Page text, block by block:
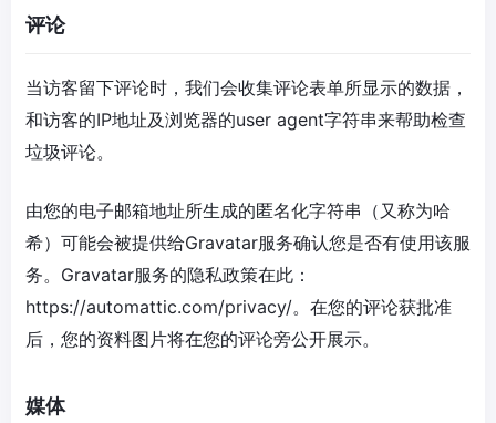
评论
当访客留下评论时，我们会收集评论表单所显示的数据，
和访客的IP地址及浏览器的user agent字符串来帮助检查
垃圾评论。
由您的电子邮箱地址所生成的匿名化字符串（又称为哈
希）可能会被提供给Gravatar服务确认您是否有使用该服
务。Gravatar服务的隐私政策在此：
https://automattic.com/privacy/。在您的评论获批准
后，您的资料图片将在您的评论旁公开展示。
媒体